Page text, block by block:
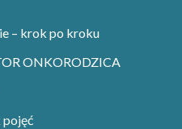
– krok po kroku
ONKORODZICA
pojęć